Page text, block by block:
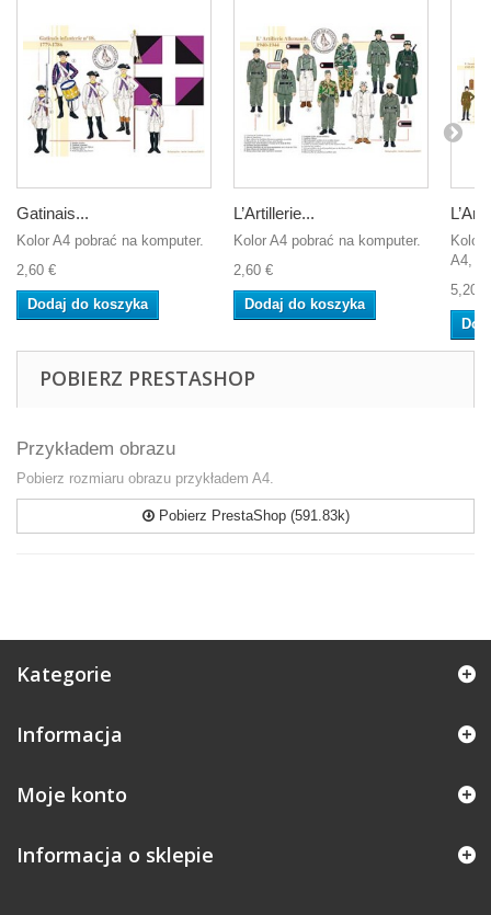
Gatinais...
Kolor A4 pobrać na komputer.
2,60 €
Dodaj do koszyka
L’Artillerie...
Kolor A4 pobrać na komputer.
2,60 €
Dodaj do koszyka
A4,
5,20 €
POBIERZ PRESTASHOP
Przykładem obrazu
Pobierz rozmiaru obrazu przykładem A4.
Pobierz PrestaShop (591.83k)
Kategorie
Informacja
Moje konto
Informacja o sklepie